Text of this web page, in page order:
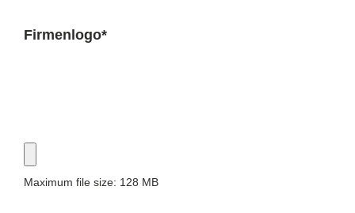
Firmenlogo*
Maximum file size: 128 MB